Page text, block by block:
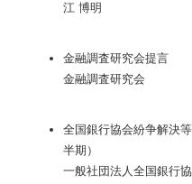
江 博明
金融調査研究会提言
金融調査研究会
全国銀行協会紛争解決
半期）
一般社団法人全国銀行